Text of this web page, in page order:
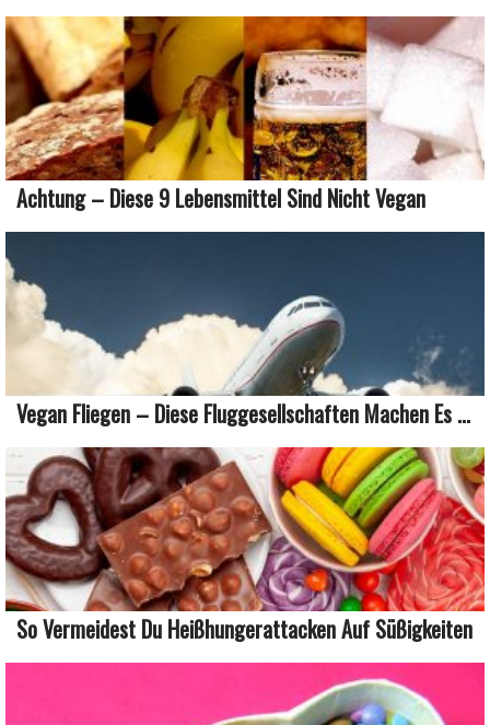
Achtung – Diese 9 Lebensmittel Sind Nicht Vegan
Vegan Fliegen – Diese Fluggesellschaften Machen Es ...
So Vermeidest Du Heißhungerattacken Auf Süßigkeiten